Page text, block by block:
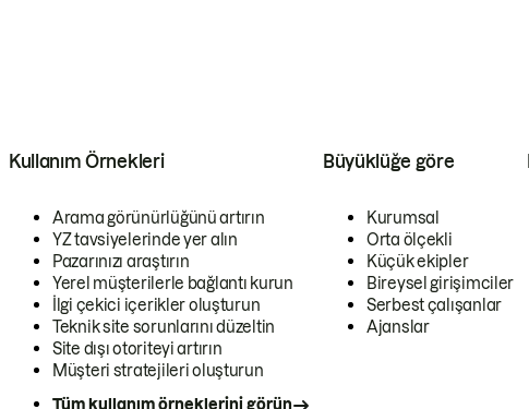
Kullanım Örnekleri
Arama görünürlüğünü artırın
YZ tavsiyelerinde yer alın
Pazarınızı araştırın
Yerel müşterilerle bağlantı kurun
İlgi çekici içerikler oluşturun
Teknik site sorunlarını düzeltin
Site dışı otoriteyi artırın
Müşteri stratejileri oluşturun
Tüm kullanım örneklerini görün
Büyüklüğe göre
Kurumsal
Orta ölçekli
Küçük ekipler
Bireysel girişimciler
Serbest çalışanlar
Ajanslar